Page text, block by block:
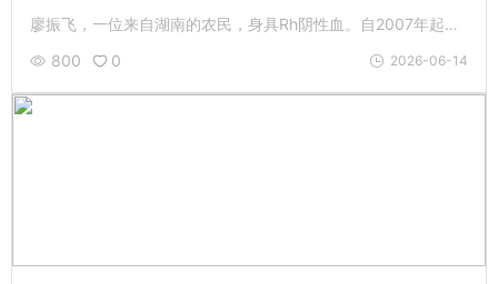
廖振飞，一位来自湖南的农民，身具Rh阴性血。自2007年起，他坚持无偿献血151次，累计近6万毫升，被人称为“熊猫大侠”，荣获全国无偿献血奉献奖金奖及“中国好人”等称号。廖振飞是单亲爸爸，没有固定工作，靠搬水泥、打零工维持生计。母亲年过八旬，是一位聋哑人士，儿子还在上学，生活非常艰辛，但这从未改变他行善的初心，那就是：“我的血，可以救很多人。”
800
0 2026-06-14